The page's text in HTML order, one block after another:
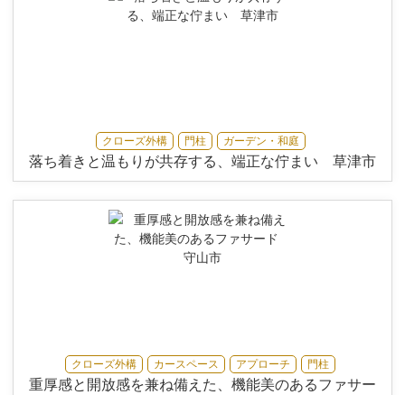
クローズ外構 門柱 ガーデン・和庭
落ち着きと温もりが共存する、端正な佇まい 草津市
クローズ外構 カースペース アプローチ 門柱
重厚感と開放感を兼ね備えた、機能美のあるファサー